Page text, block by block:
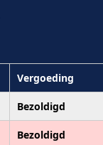
Vergoeding
Bezoldigd
Bezoldigd